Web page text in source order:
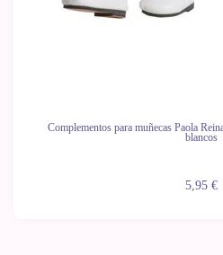
Complementos para muñecas Paola
blancos
5,95 €